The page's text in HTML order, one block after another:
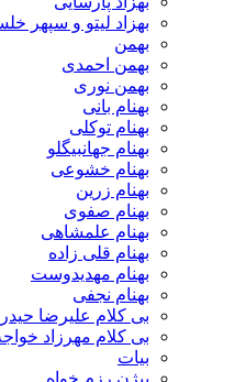
بهزاد لیتو و سپهر
بهمن
بهمن احمدی
بهمن نوری
بهنام بانی
بهنام توکلی
بهنام جهانبیگلو
بهنام خشوعی
بهنام زرین
بهنام صفوی
بهنام علمشاهی
بهنام قلی زاده
بهنام مهدیدوست
بهنام نجفی
بی کلام علیرضا
بی کلام مهرزاد
بیات